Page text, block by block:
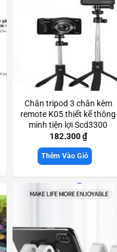
Chân tripod 3 chân kèm
remote K05 thiết kế thông
minh tiện lợi Scd3300
182.300₫
Thêm Vào Giỏ